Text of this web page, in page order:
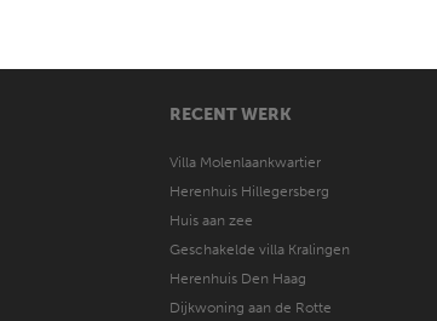
RECENT WERK
Villa Molenlaankwartier
Herenhuis Hillegersberg
Huis aan zee
Geschakelde villa Kralingen
Herenhuis Den Haag
Dijkwoning aan de Rotte